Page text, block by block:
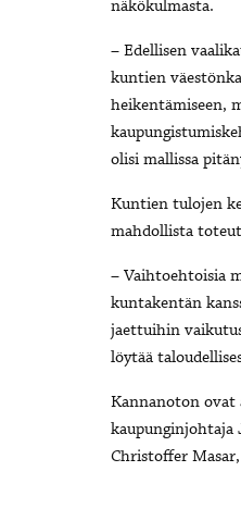
näkökulmasta.
– Edellisen
kuntien
heikentämiseen,
olisi mallissa
Kuntien tulojen
mahdollista
– Vaihtoehtoisia
kuntakentän
jaettuihin
löytää
kaupunginjohtaja
Christoffer